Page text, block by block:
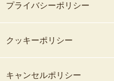
プライバシーポリシー
クッキーポリシー
キャンセルポリシー